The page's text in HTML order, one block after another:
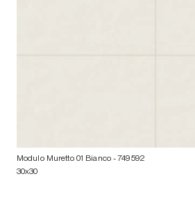
Modulo Muretto 01 Bianco- 749592
30x30